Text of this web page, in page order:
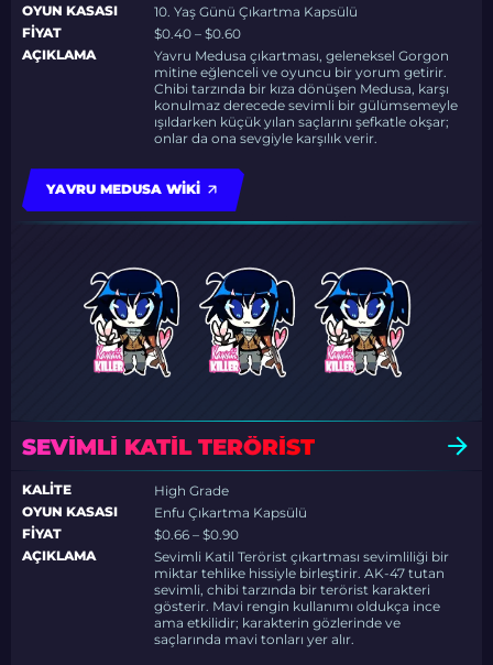
OYUN KASASI
10. Yaş Günü Çıkartma Kapsülü
FIYAT
$0.40 – $0.60
AÇIKLAMA
Yavru Medusa çıkartması, geleneksel Gorgon
mitine eğlenceli ve oyuncu bir yorum getirir.
Chibi tarzında bir kıza dönüşen Medusa, karşı
konulmaz derecede sevimli bir gülümsemeyle
ışıldarken küçük yılan saçlarını şefkatle okşar;
onlar da ona sevgiyle karşılık verir.
YAVRU MEDUSA WIKI
SEVIMLI KATIL TERÖRIST
KALITE
High Grade
OYUN KASASI
Enfu Çıkartma Kapsülü
FIYAT
$0.66 – $0.90
AÇIKLAMA
Sevimli Katil Terörist çıkartması sevimliliği bir
miktar tehlike hissiyle birleştirir. AK-47 tutan
sevimli, chibi tarzında bir terörist karakteri
gösterir. Mavi rengin kullanımı oldukça ince
ama etkilidir; karakterin gözlerinde ve
saçlarında mavi tonları yer alır.